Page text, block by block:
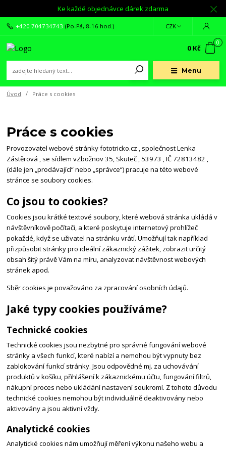
Ke každé objednávce dárek zdarma
Menu
CZK
+420 704734743 (Po-Pá, 8-16 hod.)
0
0 Kč
Úvod Práce s cookies
Práce s cookies
Provozovatel webové stránky fototricko.cz , společnostLenka
Zástěrová , se sídlem vZbožnov 35, Skuteč , 53973 , IČ 72813482 ,
(dále jen „prodávající“ nebo „správce“) pracuje na této webové
stránce se soubory cookies.
Co jsou to cookies?
Cookies jsou krátké textové soubory, které webová stránka ukládá v
návštěvníkově počítači, a které poskytuje internetový prohlížeč
pokaždé, když se uživatel na stránku vrátí. Umožňují tak například
přizpůsobit stránky pro ideální zákaznický zážitek, zobrazit určitý
obsah šitý právě Vám na míru, analyzovat návštěvnost webových
stránek apod.
Sběr cookies je považováno za zpracování osobních údajů.
Jaké typy cookies používáme?
Technické cookies
Technické cookies jsou nezbytné pro správné fungování webové
stránky a všech funkcí, které nabízí a nemohou být vypnuty bez
zablokování funkcí stránky. Jsou odpovědné mj. za uchovávání
produktů v košíku, přihlášení k zákaznickému účtu, fungování filtrů,
nákupní proces nebo ukládání nastavení soukromí. Z tohoto důvodu
technické cookies nemohou být individuálně deaktivovány nebo
aktivovány a jsou aktivní vždy.
Analytické cookies
Analytické cookies nám umožňují měření výkonu našeho webu a